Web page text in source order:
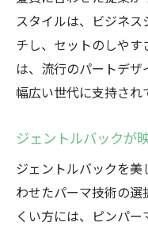
スタイルは、ビジネ
チし、セットのしや
は、流行のパートデ
幅広い世代に支持され
ジェントルバックが
ジェントルバックを
わせたパーマ技術の
くい方には、ピンパ